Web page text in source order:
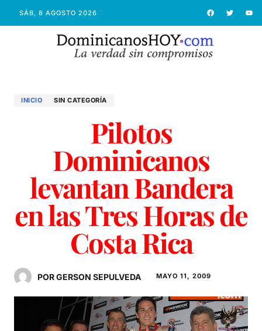
SÁB, 8 AGOSTO 2026
INICIO SIN CATEGORÍA
Pilotos
Dominicanos
levantan Bandera
en las Tres Horas de
Costa Rica
POR GERSON SEPULVEDA MAYO 11, 2009